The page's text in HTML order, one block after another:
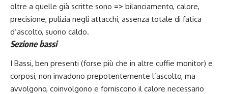
oltre a quelle già scritte sono => bilanciamento, calore,
precisione, pulizia negli attacchi, assenza totale di fatica
d’ascolto, suono caldo.
Sezione bassi
I Bassi, ben presenti (forse più che in altre cuffie monitor) e
corposi, non invadono prepotentemente l’ascolto, ma
avvolgono, coinvolgono e forniscono il calore necessario